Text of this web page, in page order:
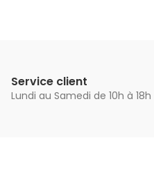
Service client
Lundi au Samedi de 10h à 18h